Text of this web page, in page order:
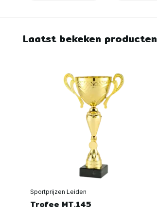
Laatst bekeken producten
Sportprijzen Leiden
Trofee MT.145